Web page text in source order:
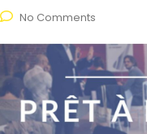
No Comments